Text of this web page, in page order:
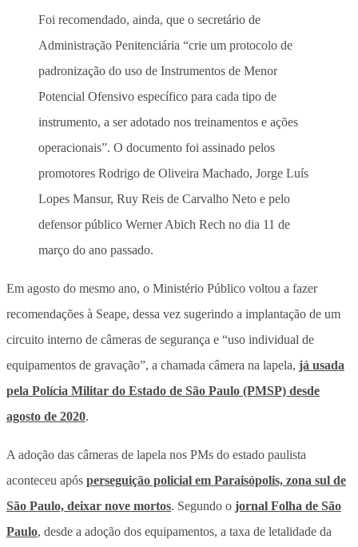
Foi recomendado, ainda, que o secretário de
Administração Penitenciária “crie um protocolo de
padronização do uso de Instrumentos de Menor
Potencial Ofensivo específico para cada tipo de
instrumento, a ser adotado nos treinamentos e ações
operacionais”. O documento foi assinado pelos
promotores Rodrigo de Oliveira Machado, Jorge Luís
Lopes Mansur, Ruy Reis de Carvalho Neto e pelo
defensor público Werner Abich Rech no dia 11 de
março do ano passado.
Em agosto do mesmo ano, o Ministério Público voltou a fazer
recomendações à Seape, dessa vez sugerindo a implantação de um
circuito interno de câmeras de segurança e “uso individual de
equipamentos de gravação”, a chamada câmera na lapela, já usada
pela Polícia Militar do Estado de São Paulo (PMSP) desde
agosto de 2020.
A adoção das câmeras de lapela nos PMs do estado paulista
aconteceu após perseguição policial em Paraisópolis, zona sul de
São Paulo, deixar nove mortos. Segundo o jornal Folha de São
Paulo, desde a adoção dos equipamentos, a taxa de letalidade da